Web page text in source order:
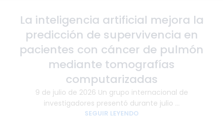
La inteligencia artificial mejora la
predicción de supervivencia en
pacientes con cáncer de pulmón
mediante tomografías
computarizadas
9 de julio de 2026 Un grupo internacional de
investigadores presentó durante julio ...
SEGUIR LEYENDO